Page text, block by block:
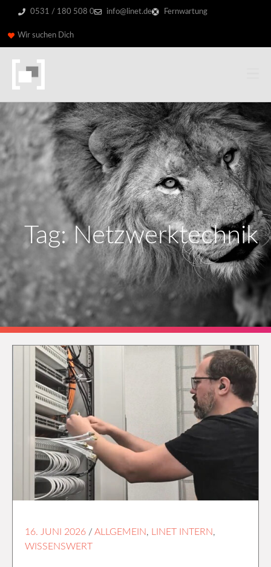
0531 / 180 508 0 info@linet.de Fernwartung
Wir suchen Dich
Tag: Netzwerktechnik
16. JUNI 2026 /ALLGEMEIN, LINET INTERN,
WISSENSWERT